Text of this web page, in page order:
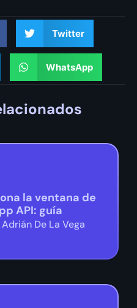
Twitter
WhatsApp
la ventana de
API: guía
Adrián De La Vega